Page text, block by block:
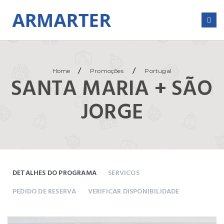
Home / Promoções / Portugal
SANTA MARIA + SÃO
JORGE
DETALHES DO PROGRAMA
SERVICOS
PEDIDO DE RESERVA
VERIFICAR DISPONIBILIDADE